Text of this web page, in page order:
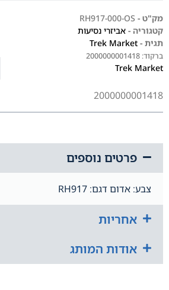
מק"ט - RH917-000-OS
קטגוריה - אביזרי נסיעות
תגית - Trek Market
ברקוד: 2000000001418
Trek Market
2000000001418
פרטים נוספים
צבע: אדום דגם: RH917
אחריות
אודות המותג